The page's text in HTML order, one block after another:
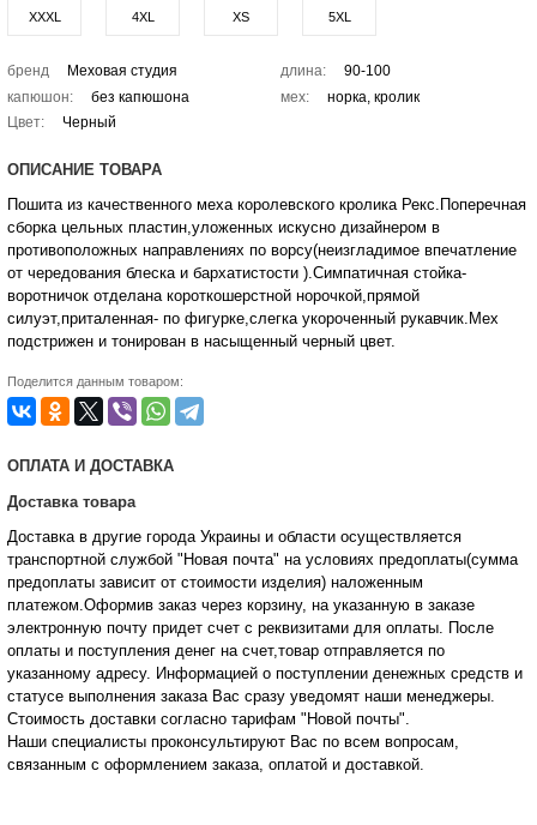
XXXL 4XL XS 5XL
бренд Меховая студия длина:
90-100
капюшон:
без капюшона мех:
норка, кролик
Цвет:
Черный
ОПИСАНИЕ ТОВАРА
Пошита из качественного меха королевского кролика Рекс.Поперечная
сборка цельных пластин,уложенных искусно дизайнером в
противоположных направлениях по ворсу(неизгладимое впечатление
от чередования блеска и бархатистости ).Симпатичная стойка-
воротничок отделана короткошерстной норочкой,прямой
силуэт,приталенная- по фигурке,слегка укороченный рукавчик.Мех
подстрижен и тонирован в насыщенный черный цвет.
Поделится данным товаром:
ОПЛАТА И ДОСТАВКА
Доставка товара
Доставка в другие города Украины и области осуществляется
транспортной службой "Новая почта" на условиях предоплаты(сумма
предоплаты зависит от стоимости изделия) наложенным
платежом.Оформив заказ через корзину, на указанную в заказе
электронную почту придет счет с реквизитами для оплаты. После
оплаты и поступления денег на счет,товар отправляется по
указанному адресу. Информацией о поступлении денежных средств и
статусе выполнения заказа Вас сразу уведомят наши менеджеры.
Стоимость доставки согласно тарифам "Новой почты".
Наши специалисты проконсультируют Вас по всем вопросам,
связанным с оформлением заказа, оплатой и доставкой.